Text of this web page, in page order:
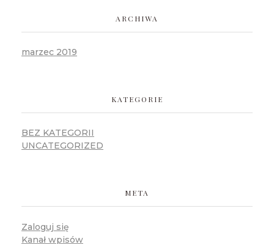
ARCHIWA
marzec 2019
KATEGORIE
BEZ KATEGORII
UNCATEGORIZED
META
Zaloguj się
Kanał wpisów